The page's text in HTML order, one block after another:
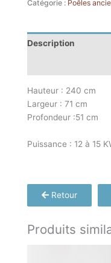
Catégorie : Poêles
Description
Hauteur : 240 cm
Largeur : 71 cm
Profondeur :51 cm
Puissance : 12 à 15
Retour
Produits